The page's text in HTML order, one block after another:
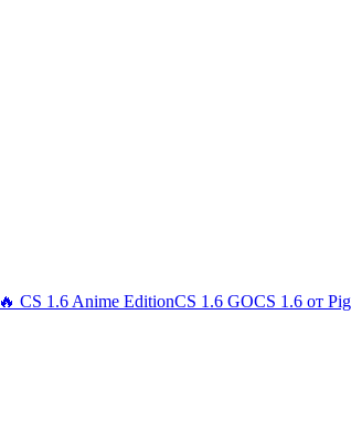
🔥 CS 1.6 Anime EditionCS 1.6 GOCS 1.6 от